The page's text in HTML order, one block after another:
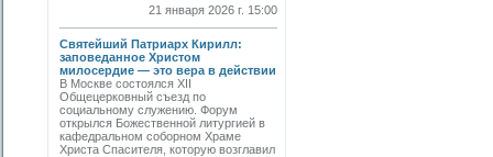
21 января 2026 г. 15:00
Святейший Патриарх Кирилл:
заповеданное Христом
милосердие — это вера в действии
В Москве состоялся XII
Общецерковный съезд по
социальному служению. Форум
открылся Божественной литургией в
кафедральном соборном Храме
Христа Спасителя, которую возглавил